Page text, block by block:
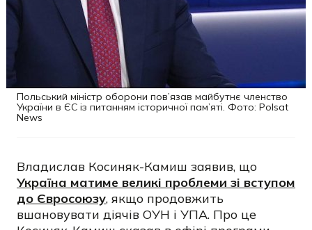
Польський міністр оборони пов’язав майбутнє членство
України в ЄС із питанням історичної пам’яті. Фото: Polsat
News
Владислав Косиняк-Камиш заявив, що
Україна матиме великі проблеми зі вступом
до Євросоюзу, якщо продовжить
вшановувати діячів ОУН і УПА. Про це